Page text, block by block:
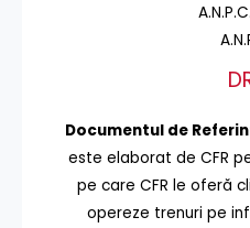
Documentul de
este elaborat de CFR
pe care CFR le oferă
opereze trenuri pe